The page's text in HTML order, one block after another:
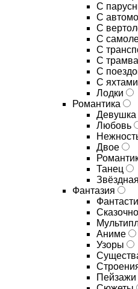
С
С
С
С
С
С
С
С яхтами
Лодки
Романтика
Девушка
Любовь
Двое
Танец
Фантазия
Аниме
Узоры
Пейзажи